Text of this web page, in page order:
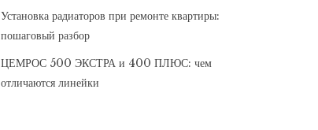
Установка радиаторов при ремонте квартиры:
пошаговый разбор
ЦЕМРОС 500 ЭКСТРА и 400 ПЛЮС: чем
отличаются линейки